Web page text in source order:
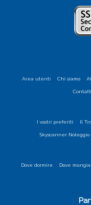
Area utenti Chi siamo
I vostri preferiti Il
Skyscanner Noleggio
Dove dormire Dove